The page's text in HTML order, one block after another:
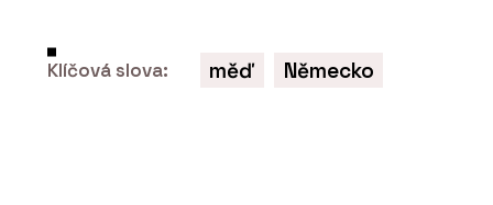
Klíčová slova: měď Německo